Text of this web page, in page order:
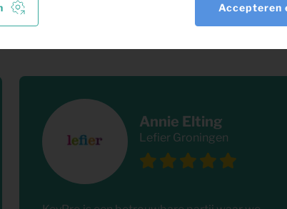
Superservice,
enkele reviews.
Annie Elting
Lefier Groningen
Accepteren